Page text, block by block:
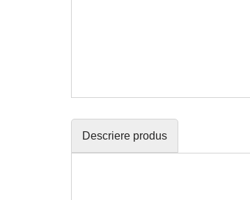
Descriere produs